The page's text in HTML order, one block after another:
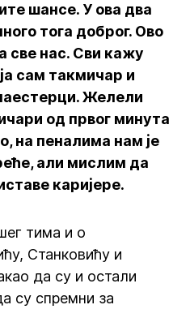
шансе. У ова два
тога доброг. Ово
све нас. Сви кажу
сам такмичар и
Желели
од првог минута
на пеналима нам је
али мислим да
каријере.
тима и о
Станковићу и
да су и остали
су спремни за